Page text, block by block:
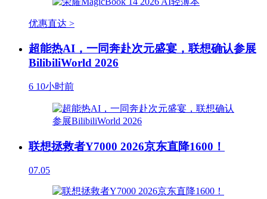
优惠直达 >
超能热AI，一同奔赴次元盛宴，联想确认参展
BilibiliWorld 2026
6 10小时前
联想拯救者Y7000 2026京东直降1600！
07.05